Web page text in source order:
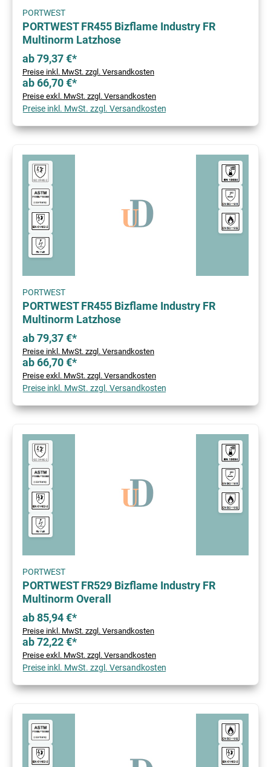
PORTWEST
PORTWEST FR455 Bizflame Industry FR
Multinorm Latzhose
ab 79,37 €*
Preise inkl. MwSt. zzgl. Versandkosten
ab 66,70 €*
Preise exkl. MwSt. zzgl. Versandkosten
Preise inkl. MwSt. zzgl. Versandkosten
PORTWEST
PORTWEST FR455 Bizflame Industry FR
Multinorm Latzhose
ab 79,37 €*
Preise inkl. MwSt. zzgl. Versandkosten
ab 66,70 €*
Preise exkl. MwSt. zzgl. Versandkosten
Preise inkl. MwSt. zzgl. Versandkosten
PORTWEST
PORTWEST FR529 Bizflame Industry FR
Multinorm Overall
ab 85,94 €*
Preise inkl. MwSt. zzgl. Versandkosten
ab 72,22 €*
Preise exkl. MwSt. zzgl. Versandkosten
Preise inkl. MwSt. zzgl. Versandkosten